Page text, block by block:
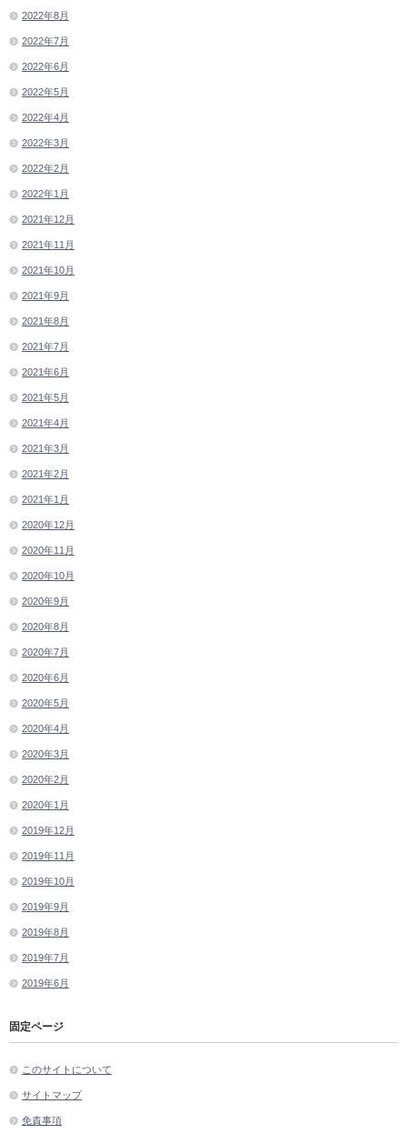
2022年8月
2022年7月
2022年6月
2022年5月
2022年4月
2022年3月
2022年2月
2022年1月
2021年12月
2021年11月
2021年10月
2021年9月
2021年8月
2021年7月
2021年6月
2021年5月
2021年4月
2021年3月
2021年2月
2021年1月
2020年12月
2020年11月
2020年10月
2020年9月
2020年8月
2020年7月
2020年6月
2020年5月
2020年4月
2020年3月
2020年2月
2020年1月
2019年12月
2019年11月
2019年10月
2019年9月
2019年8月
2019年7月
2019年6月
固定ページ
このサイトについて
サイトマップ
免責事項